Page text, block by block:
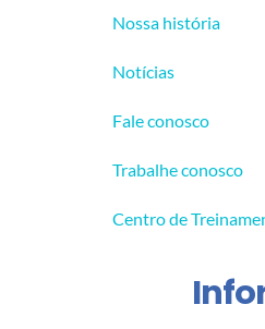
Nossa história
Notícias
Fale conosco
Trabalhe conosco
Centro de